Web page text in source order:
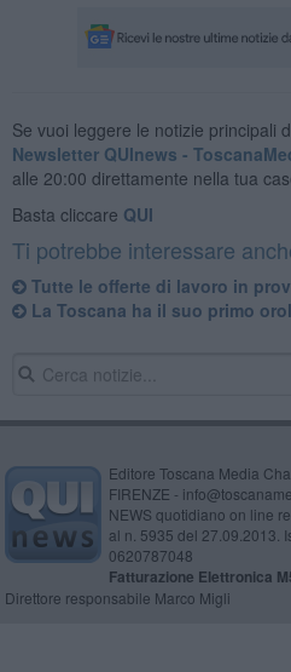
Se vuoi leggere le notizie principali
Newsletter QUInews -
alle 20:00 direttamente nella tua
Basta cliccare QUI
Ti potrebbe interessare
​Tutte le offerte di lavoro in
La Toscana ha il suo primo
Editore Toscana Media
FIRENZE -
NEWS quotidiano on line
al n. 5935 del 27.09.2013.
0620787048
Fatturazione Elettronica
Direttore responsabile Marco Migli